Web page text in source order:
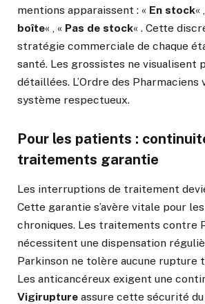
mentions apparaissent : « En stock«
boîte« , « Pas de stock« . Cette
stratégie commerciale de chaque
santé. Les grossistes ne visualisent
détaillées. L’Ordre des Pharmaciens
système respectueux.
Pour les patients :
traitements garantie
Les interruptions de traitement
Cette garantie s’avère vitale pour
chroniques. Les traitements contre
nécessitent une dispensation
Parkinson ne tolère aucune rupture
Les anticancéreux exigent une
Vigirupture assure cette sécurité